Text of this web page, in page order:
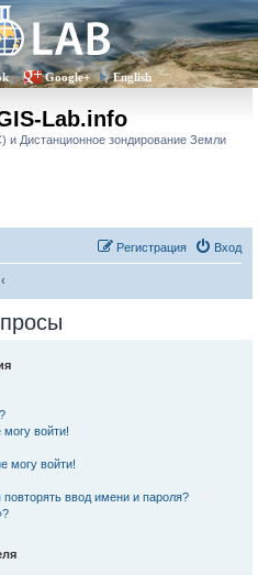
Google+ English
Lab.info
Дистанционное зондирование Земли
Вход
Регистрация
могу войти!
могу войти!
ввод имени и пароля?